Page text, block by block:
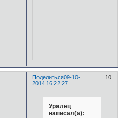
Поделиться 10
09-10-
2014 16:22:27
Уралец
написал(а):